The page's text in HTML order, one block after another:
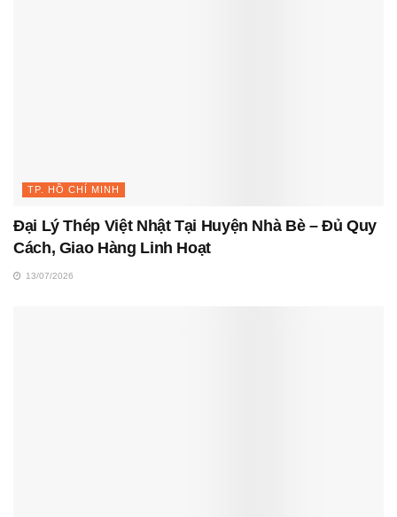
TP. HỒ CHÍ MINH
Đại Lý Thép Việt Nhật Tại Huyện Nhà Bè – Đủ Quy
Cách, Giao Hàng Linh Hoạt
13/07/2026